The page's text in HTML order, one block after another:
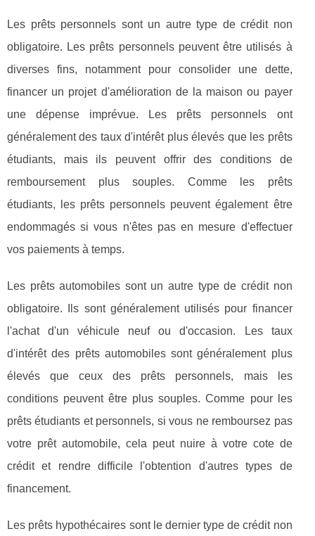
Les prêts personnels sont un autre type de crédit non
obligatoire. Les prêts personnels peuvent être utilisés à
diverses fins, notamment pour consolider une dette,
financer un projet d'amélioration de la maison ou payer
une dépense imprévue. Les prêts personnels ont
généralement des taux d'intérêt plus élevés que les prêts
étudiants, mais ils peuvent offrir des conditions de
remboursement plus souples. Comme les prêts
étudiants, les prêts personnels peuvent également être
endommagés si vous n'êtes pas en mesure d'effectuer
vos paiements à temps.
Les prêts automobiles sont un autre type de crédit non
obligatoire. Ils sont généralement utilisés pour financer
l'achat d'un véhicule neuf ou d'occasion. Les taux
d'intérêt des prêts automobiles sont généralement plus
élevés que ceux des prêts personnels, mais les
conditions peuvent être plus souples. Comme pour les
prêts étudiants et personnels, si vous ne remboursez pas
votre prêt automobile, cela peut nuire à votre cote de
crédit et rendre difficile l'obtention d'autres types de
financement.
Les prêts hypothécaires sont le dernier type de crédit non